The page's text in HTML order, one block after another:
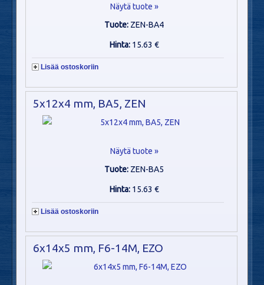
Näytä tuote »
Tuote: ZEN-BA4
Hinta: 15.63 €
Lisää ostoskoriin
5x12x4 mm, BA5, ZEN
Näytä tuote »
Tuote: ZEN-BA5
Hinta: 15.63 €
Lisää ostoskoriin
6x14x5 mm, F6-14M, EZO